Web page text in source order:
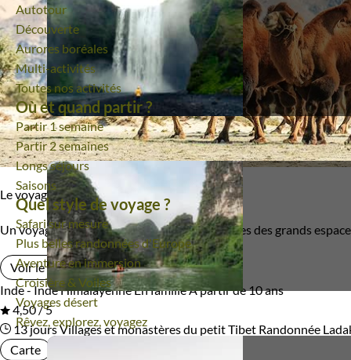
Autotour
Découverte
Aurores boréales
Multi-activités
Toutes nos activités
Où et quand partir ?
Partir 1 semaine
Partir 2 semaines
Longs séjours
Saisons
Quel style de voyage ?
Safari sur mesure
Plus belles randonnées d'Europe
Aventure en immersion
Croisière & Voiles
Voyages désert
Rêvez, explorez, voyagez
Le voyage en bref
Un voyage en Himalaya pour les familles férues des grands
Voir le voyage
Inde - Inde HimalayenneEn familleÀ partir de 10 ans
4,50 / 5
13 joursVillages et monastères du petit Tibet Randonnée
Carte